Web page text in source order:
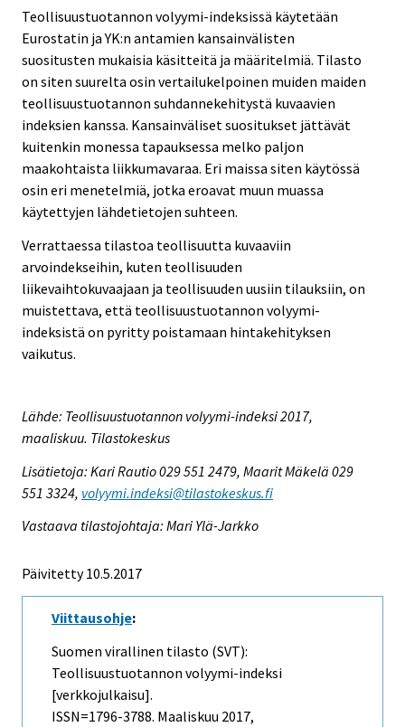
Teollisuustuotannon volyymi-indeksissä käytetään
Eurostatin ja YK:n antamien kansainvälisten
suositusten mukaisia käsitteitä ja määritelmiä. Tilasto
on siten suurelta osin vertailukelpoinen muiden maiden
teollisuustuotannon suhdannekehitystä kuvaavien
indeksien kanssa. Kansainväliset suositukset jättävät
kuitenkin monessa tapauksessa melko paljon
maakohtaista liikkumavaraa. Eri maissa siten käytössä
osin eri menetelmiä, jotka eroavat muun muassa
käytettyjen lähdetietojen suhteen.
Verrattaessa tilastoa teollisuutta kuvaaviin
arvoindekseihin, kuten teollisuuden
liikevaihtokuvaajaan ja teollisuuden uusiin tilauksiin, on
muistettava, että teollisuustuotannon volyymi-
indeksistä on pyritty poistamaan hintakehityksen
vaikutus.
Lähde: Teollisuustuotannon volyymi-indeksi 2017,
maaliskuu. Tilastokeskus
Lisätietoja: Kari Rautio 029 551 2479, Maarit Mäkelä 029
551 3324, volyymi.indeksi@tilastokeskus.fi
Vastaava tilastojohtaja: Mari Ylä-Jarkko
Päivitetty 10.5.2017
Viittausohje:
Suomen virallinen tilasto (SVT):
Teollisuustuotannon volyymi-indeksi
[verkkojulkaisu].
ISSN=1796-3788. Maaliskuu 2017,